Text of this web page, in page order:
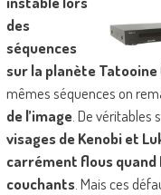
des
séquences
sur la planète Tatooine
mêmes séquences on
de l’image. De véritables
visages de Kenobi et
carrément flous quand
couchants. Mais ces